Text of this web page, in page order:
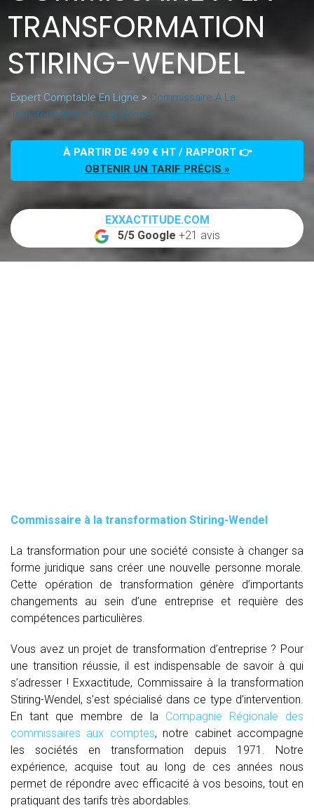
TRANSFORMATION
STIRING-WENDEL
Expert Comptable En Ligne > Commissaire À La
Transformation Stiring-Wendel
À PARTIR DE 499 € HT / RAPPORT 👉
OBTENIR UN TARIF PRÉCIS »
EXXACTITUDE.COM
5/5 Google +21 avis
Commissaire à la transformation Stiring-Wendel
La transformation pour une société consiste à changer sa
forme juridique sans créer une nouvelle personne morale.
Cette opération de transformation génère d’importants
changements au sein d’une entreprise et requière des
compétences particulières.
Vous avez un projet de transformation d’entreprise ? Pour
une transition réussie, il est indispensable de savoir à qui
s’adresser ! Exxactitude, Commissaire à la transformation
Stiring-Wendel, s’est spécialisé dans ce type d’intervention.
En tant que membre de la Compagnie Régionale des
commissaires aux comptes, notre cabinet accompagne
les sociétés en transformation depuis 1971. Notre
expérience, acquise tout au long de ces années nous
permet de répondre avec efficacité à vos besoins, tout en
pratiquant des tarifs très abordables.